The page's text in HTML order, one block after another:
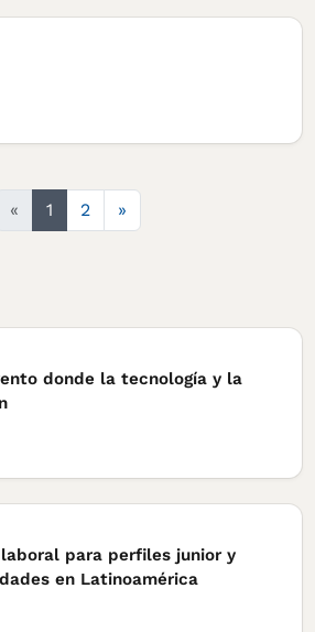
« 1 2 »
donde la tecnología y la
para perfiles junior y
en Latinoamérica